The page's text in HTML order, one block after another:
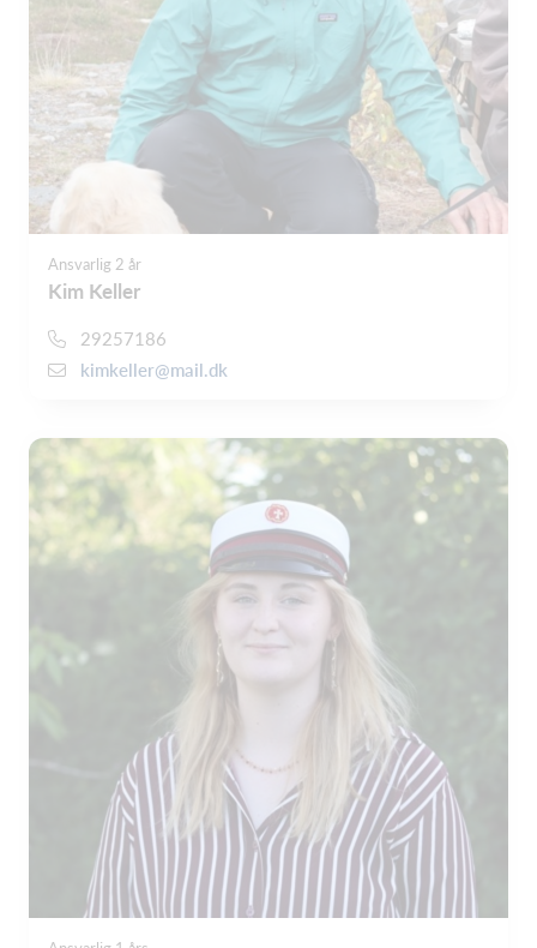
Ansvarlig 2 år
Kim Keller
29257186
kimkeller@mail.dk